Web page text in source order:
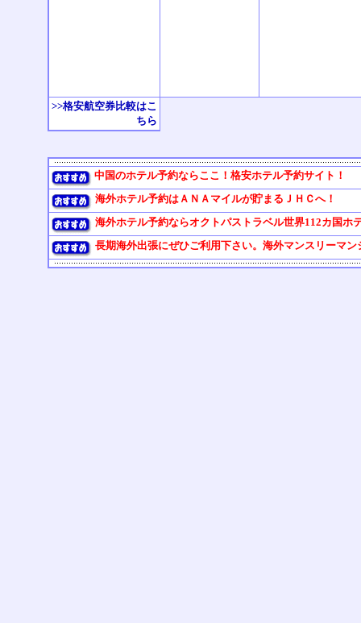
>>格安航空券比較はこ
ちら
中国のホテル予約ならここ！格安ホテル予約サイト！
海外ホテル予約はＡＮＡマイルが貯まるＪＨＣへ！
海外ホテル予約ならオクトパストラベル世界112カ国ホ
長期海外出張にぜひご利用下さい。海外マンスリーマ